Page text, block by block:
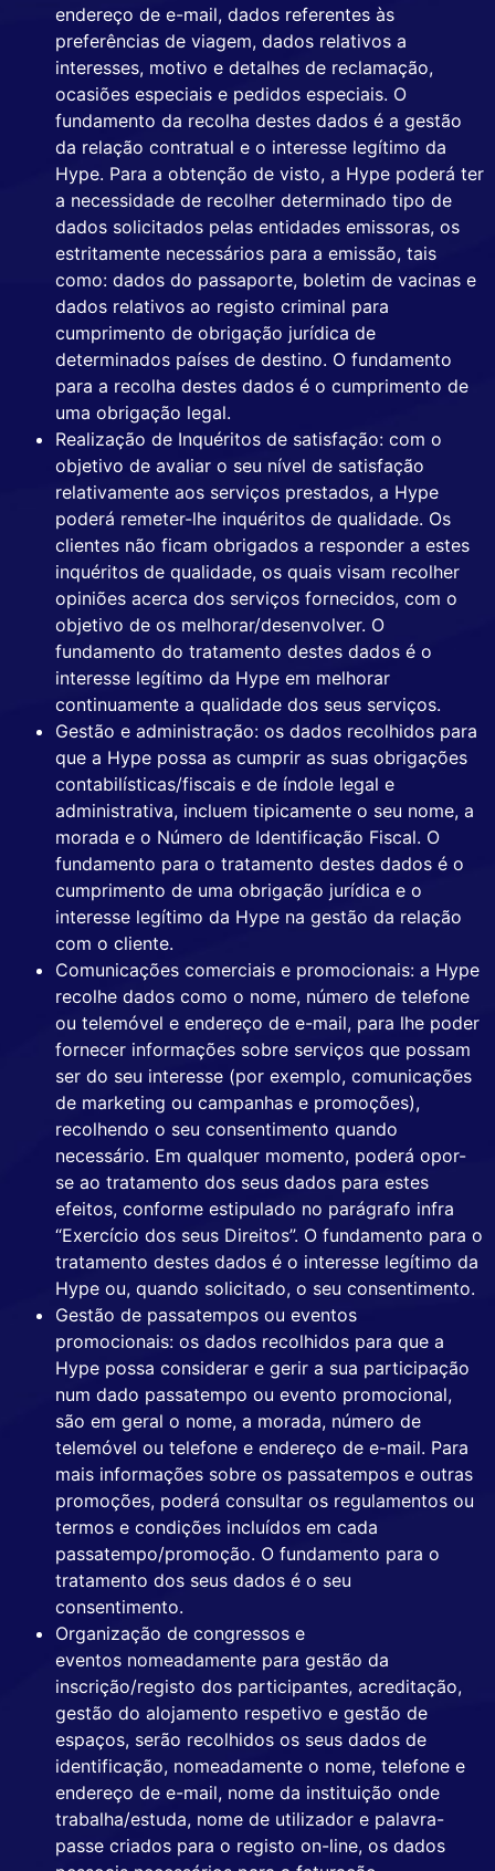
endereço de e-mail, dados referentes às
preferências de viagem, dados relativos a
interesses, motivo e detalhes de reclamação,
ocasiões especiais e pedidos especiais. O
fundamento da recolha destes dados é a gestão
da relação contratual e o interesse legítimo da
Hype. Para a obtenção de visto, a Hype poderá ter
a necessidade de recolher determinado tipo de
dados solicitados pelas entidades emissoras, os
estritamente necessários para a emissão, tais
como: dados do passaporte, boletim de vacinas e
dados relativos ao registo criminal para
cumprimento de obrigação jurídica de
determinados países de destino. O fundamento
para a recolha destes dados é o cumprimento de
uma obrigação legal.
Realização de Inquéritos de satisfação: com o
objetivo de avaliar o seu nível de satisfação
relativamente aos serviços prestados, a Hype
poderá remeter-lhe inquéritos de qualidade. Os
clientes não ficam obrigados a responder a estes
inquéritos de qualidade, os quais visam recolher
opiniões acerca dos serviços fornecidos, com o
objetivo de os melhorar/desenvolver. O
fundamento do tratamento destes dados é o
interesse legítimo da Hype em melhorar
continuamente a qualidade dos seus serviços.
Gestão e administração: os dados recolhidos para
que a Hype possa as cumprir as suas obrigações
contabilísticas/fiscais e de índole legal e
administrativa, incluem tipicamente o seu nome, a
morada e o Número de Identificação Fiscal. O
fundamento para o tratamento destes dados é o
cumprimento de uma obrigação jurídica e o
interesse legítimo da Hype na gestão da relação
com o cliente.
Comunicações comerciais e promocionais: a Hype
recolhe dados como o nome, número de telefone
ou telemóvel e endereço de e-mail, para lhe poder
fornecer informações sobre serviços que possam
ser do seu interesse (por exemplo, comunicações
de marketing ou campanhas e promoções),
recolhendo o seu consentimento quando
necessário. Em qualquer momento, poderá opor-
se ao tratamento dos seus dados para estes
efeitos, conforme estipulado no parágrafo infra
“Exercício dos seus Direitos”. O fundamento para o
tratamento destes dados é o interesse legítimo da
Hype ou, quando solicitado, o seu consentimento.
Gestão de passatempos ou eventos
promocionais: os dados recolhidos para que a
Hype possa considerar e gerir a sua participação
num dado passatempo ou evento promocional,
são em geral o nome, a morada, número de
telemóvel ou telefone e endereço de e-mail. Para
mais informações sobre os passatempos e outras
promoções, poderá consultar os regulamentos ou
termos e condições incluídos em cada
passatempo/promoção. O fundamento para o
tratamento dos seus dados é o seu
consentimento.
Organização de congressos e
eventos nomeadamente para gestão da
inscrição/registo dos participantes, acreditação,
gestão do alojamento respetivo e gestão de
espaços, serão recolhidos os seus dados de
identificação, nomeadamente o nome, telefone e
endereço de e-mail, nome da instituição onde
trabalha/estuda, nome de utilizador e palavra-
passe criados para o registo on-line, os dados